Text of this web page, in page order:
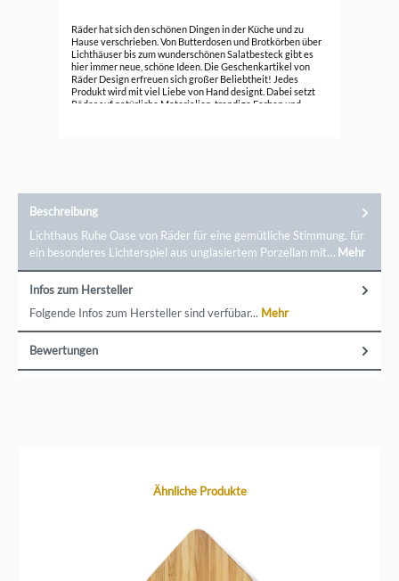
Räder hat sich den schönen Dingen in der Küche und zu
Hause verschrieben. Von Butterdosen und Brotkörben über
Lichthäuser bis zum wunderschönen Salatbesteck gibt es
hier immer neue, schöne Ideen. Die Geschenkartikel von
Räder Design erfreuen sich großer Beliebtheit! Jedes
Produkt wird mit viel Liebe von Hand designt. Dabei setzt
Räder auf natürliche Materialien, trendige Farben und
Beschreibung
Lichthaus Ruhe Oase von Räder für eine gemütliche Stimmung. für
ein besonderes Lichterspiel aus unglasiertem Porzellan mit… Mehr
Infos zum Hersteller
Folgende Infos zum Hersteller sind verfübar... Mehr
Bewertungen
Produktgalerie überspringenÄhnliche Produkte